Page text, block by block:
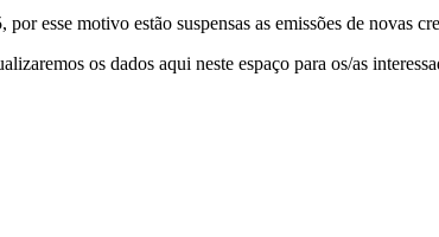
esse motivo estão suspensas as emissões de novas
os dados aqui neste espaço para os/as